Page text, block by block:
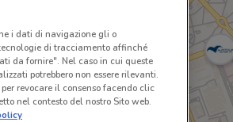
i dati di navigazione gli o
di tracciamento affinché
da fornire". Nel caso in cui queste
potrebbero non essere rilevanti.
revocare il consenso facendo clic
nel contesto del nostro Sito web.